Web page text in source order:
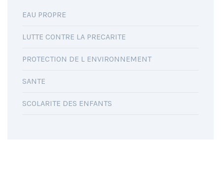
EAU PROPRE
LUTTE CONTRE LA PRECARITE
PROTECTION DE L ENVIRONNEMENT
SANTE
SCOLARITE DES ENFANTS